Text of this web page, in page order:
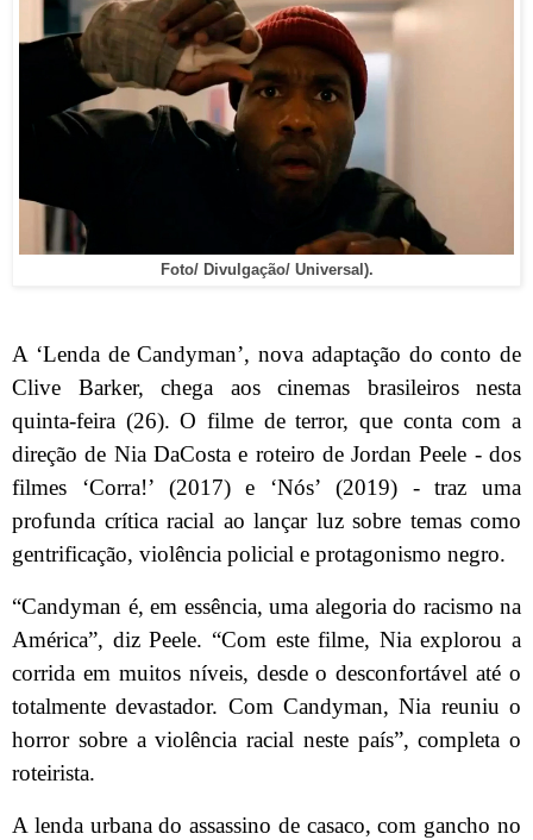
Foto/ Divulgação/ Universal).
A ‘Lenda de Candyman’, nova adaptação do conto de
Clive Barker, chega aos cinemas brasileiros nesta
quinta-feira (26). O filme de terror, que conta com a
direção de Nia DaCosta e roteiro de Jordan Peele - dos
filmes ‘Corra!’ (2017) e ‘Nós’ (2019) - traz uma
profunda crítica racial ao lançar luz sobre temas como
gentrificação, violência policial e protagonismo negro.
“Candyman é, em essência, uma alegoria do racismo na
América”, diz Peele. “Com este filme, Nia explorou a
corrida em muitos níveis, desde o desconfortável até o
totalmente devastador. Com Candyman, Nia reuniu o
horror sobre a violência racial neste país”, completa o
roteirista.
A lenda urbana do assassino de casaco, com gancho no